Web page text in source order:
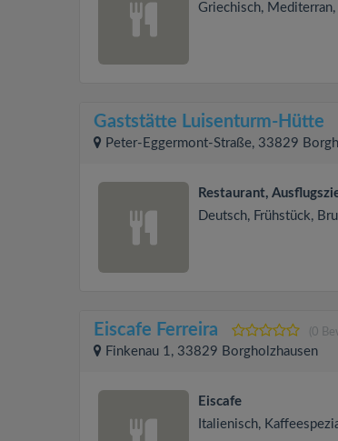
Griechisch,
Gaststätte Luisenturm-Hütte
Peter-Eggermont-Straße, 33829
Restaurant,
Deutsch, Frühstück,
Eiscafe Ferreira (0
Finkenau 1, 33829 Borgholzhausen
Eiscafe
Italienisch,